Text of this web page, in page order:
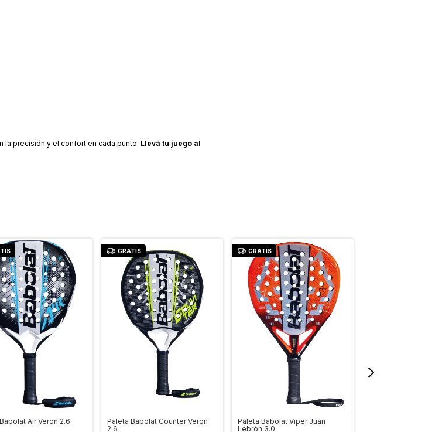
la precisión y el confort en cada punto. Llevá tu juego al
Air Veron 2.6
GRATIS
Paleta Babolat Counter Veron
2.6
GRATIS
Paleta Babolat Viper Juan
Lebrón 3.0